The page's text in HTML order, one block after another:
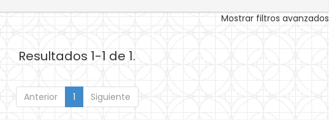
Mostrar filtros avanzados
Resultados 1-1 de 1.
Anterior 1 Siguiente